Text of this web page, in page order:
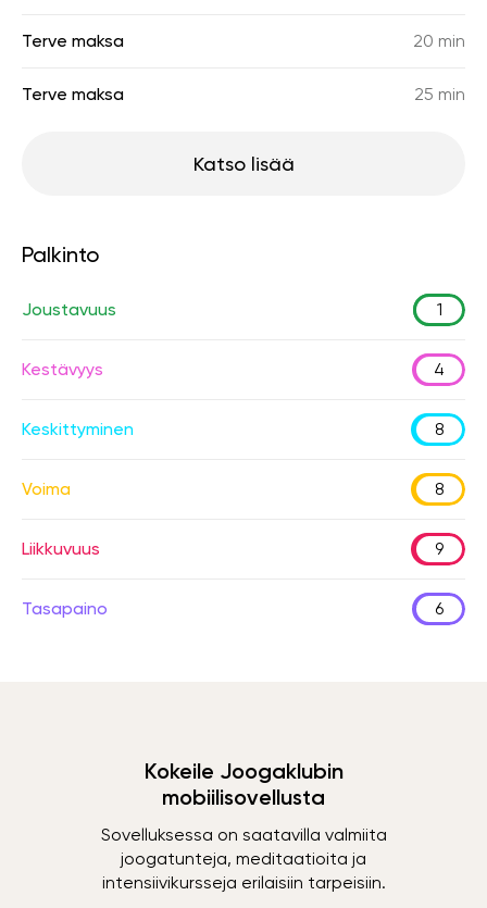
Terve maksa 20 min
Terve maksa 25 min
Katso lisää
Palkinto
Joustavuus 1
Kestävyys 4
Keskittyminen 8
Voima 8
Liikkuvuus 9
Tasapaino 6
Kokeile Joogaklubin
mobiilisovellusta
Sovelluksessa on saatavilla valmiita
joogatunteja, meditaatioita ja
intensiivikursseja erilaisiin tarpeisiin.